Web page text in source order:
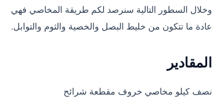
وخلال السطور التالية سنرصد لكم طريقة المخاصي فهي
عادة ما تتكون من خليط البصل والخصية والثوم والتوابل.
المقادير
نصف كيلو مخاصي خروف مقطعة شرائح